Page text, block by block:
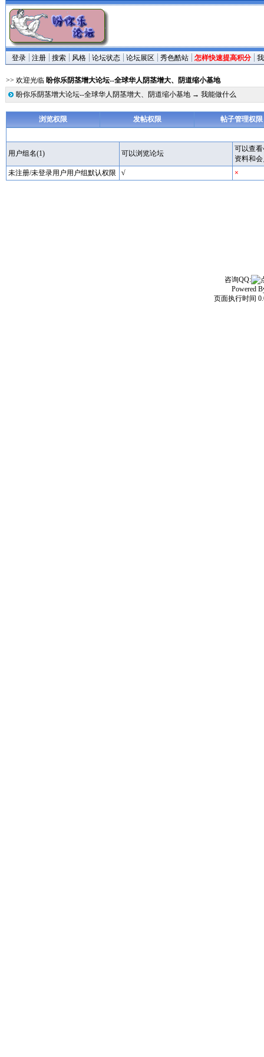
登录 注册 搜索 风格 论坛状态 论坛展区 秀色酷站 怎样快速提高积分
>> 欢迎光临 盼你乐阴茎增大论坛--全球华人阴茎增大、阴道缩小基地
盼你乐阴茎增大论坛--全球华人阴茎增大、阴道缩小基地→ 我能做什么
浏览权限 发帖权限 帖子管理权限
用户组名(1) 可以浏览论坛
可以查
资料和
未注册/未登录用户用户组默认权限
√ ×
咨询QQ:
Powered
页面执行时间